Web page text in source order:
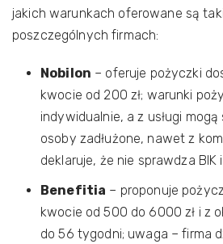
jakich warunkach oferowane są
poszczególnych firmach:
Nobilon – oferuje pożyczki
kwocie od 200 zł; warunki
indywidualnie, a z usługi
osoby zadłużone, nawet z
deklaruje, że nie sprawdza BIK i
Benefitia – proponuje
kwocie od 500 do 6000 zł i z
do 56 tygodni; uwaga – firma